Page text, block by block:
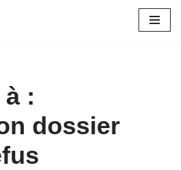
:
dossier